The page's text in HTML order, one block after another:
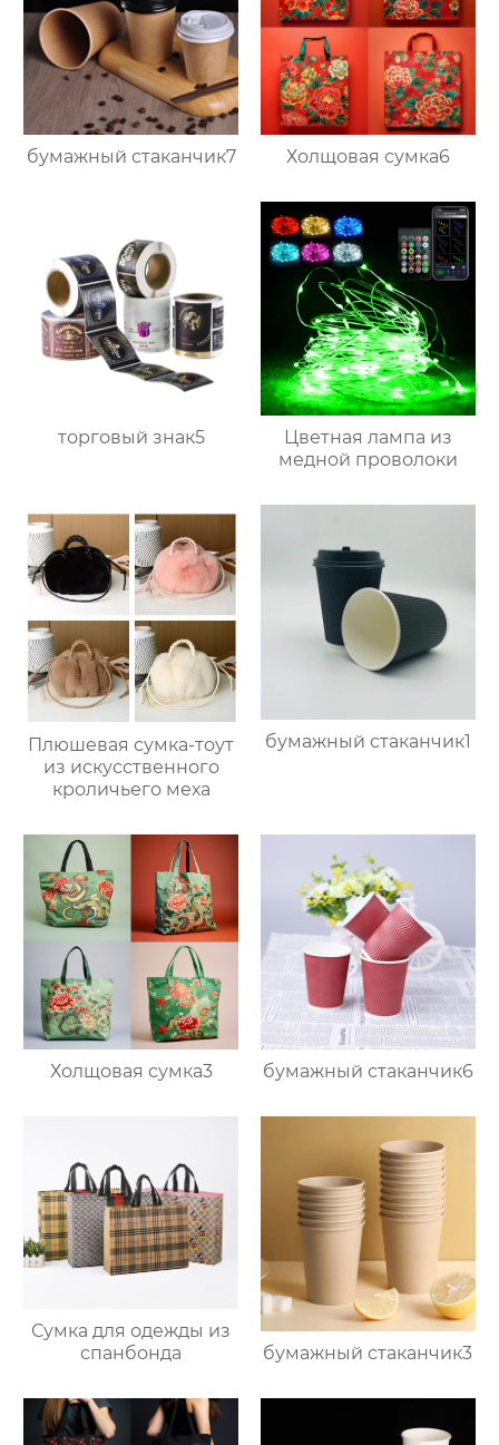
бумажный стаканчик7 Холщовая сумка6
торговый знак5
Цветная лампа из
медной проволоки
Плюшевая сумка-тоут
из искусственного
кроличьего меха
бумажный стаканчик1
Холщовая сумка3 бумажный стаканчик6
Сумка для одежды из
спанбонда
бумажный стаканчик3